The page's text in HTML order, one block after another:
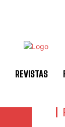
REVISTAS